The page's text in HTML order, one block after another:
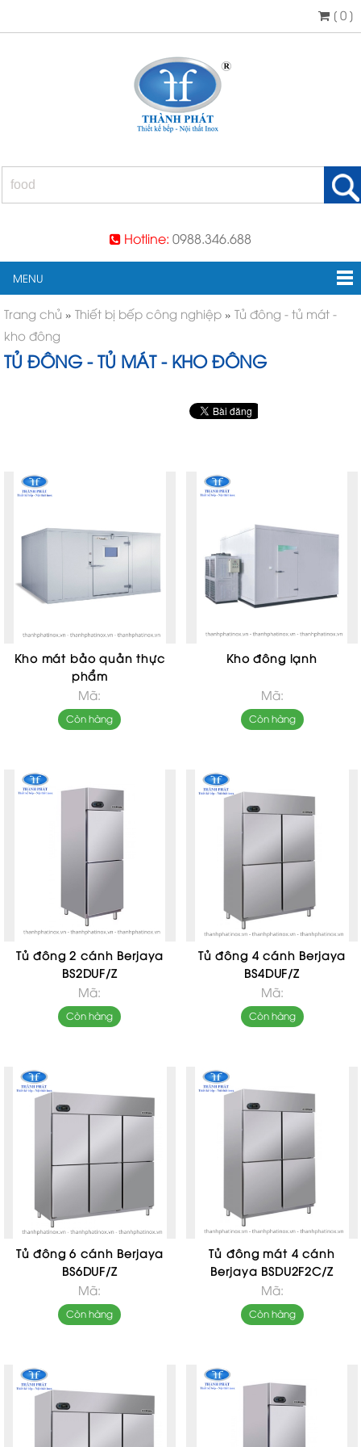
[ 0 ]
Hotline: 0988.346.688
MENU
Trang chủ » Thiết bị bếp công nghiệp » Tủ đông - tủ mát -
kho đông
TỦ ĐÔNG - TỦ MÁT - KHO ĐÔNG
Kho mát bảo quản thực
phẩm
Mã:
Còn hàng
Kho đông lạnh
Mã:
Còn hàng
Tủ đông 2 cánh Berjaya
BS2DUF/Z
Mã:
Còn hàng
Tủ đông 4 cánh Berjaya
BS4DUF/Z
Mã:
Còn hàng
Tủ đông 6 cánh Berjaya
BS6DUF/Z
Mã:
Còn hàng
Tủ đông mát 4 cánh
Berjaya BSDU2F2C/Z
Mã:
Còn hàng